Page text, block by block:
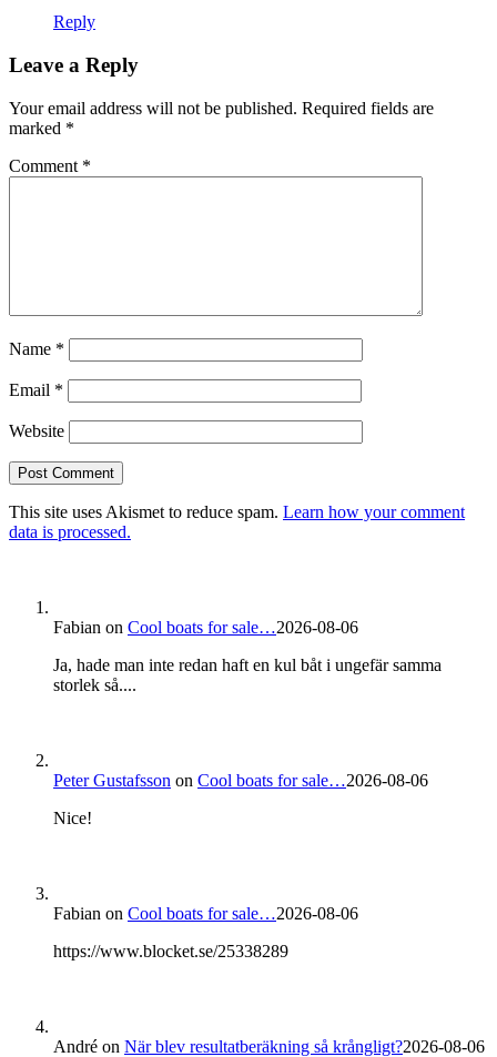
Reply
Leave a Reply
Your email address will not be published. Required fields are
marked *
Comment *
Name *
Email *
Website
This site uses Akismet to reduce spam. Learn how your comment
data is processed.
Fabian on Cool boats for sale…2026-08-06
Ja, hade man inte redan haft en kul båt i ungefär samma
storlek så....
Peter Gustafsson on Cool boats for sale…2026-08-06
Nice!
Fabian on Cool boats for sale…2026-08-06
https://www.blocket.se/25338289
André on När blev resultatberäkning så krångligt?2026-08-06